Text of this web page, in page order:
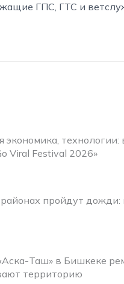
ГПС, ГТС и
экономика,
Viral Festival 2026»
пройдут дожди:
Таш» в Бишкеке
территорию